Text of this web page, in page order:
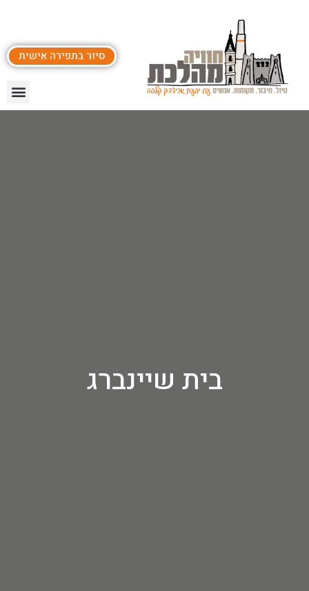
סיור בתפירה אישית
בית שיינברג